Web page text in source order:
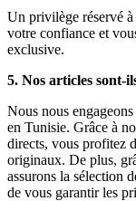
Un privilège réservé
votre confiance et
exclusive.
5. Nos articles sont-
Nous nous
en Tunisie. Grâce à
directs, vous profitez
originaux. De plus,
assurons la sélection
de vous garantir les